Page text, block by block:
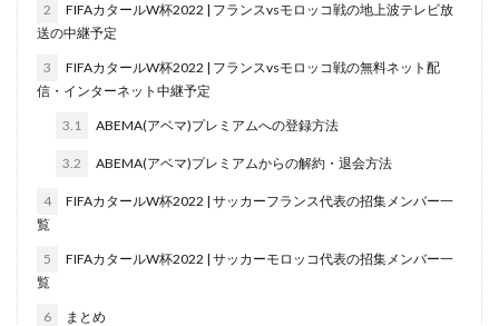
2
FIFAカタールW杯2022 | フランスvsモロッコ戦の地上波テレビ放
送の中継予定
3
FIFAカタールW杯2022 | フランスvsモロッコ戦の無料ネット配
信・インターネット中継予定
3.1 ABEMA(アベマ)プレミアムへの登録方法
3.2 ABEMA(アベマ)プレミアムからの解約・退会方法
4
FIFAカタールW杯2022 | サッカーフランス代表の招集メンバー一
覧
5
FIFAカタールW杯2022 | サッカーモロッコ代表の招集メンバー一
覧
6 まとめ